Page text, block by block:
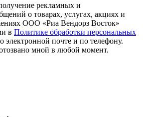
рекламных и
о товарах, услугах, акциях и
ООО «Риа Вендорз Восток»
в Политике обработки персональных
электронной почте и по телефону.
мной в любой момент.